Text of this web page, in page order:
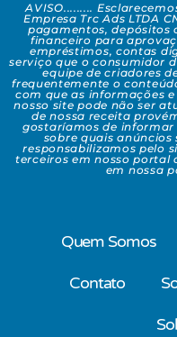
AVISO.........
Empresa Trc Ads LTDA
pagamentos,
financeiro para
empréstimos, contas
serviço que o consumidor
equipe de criadores
frequentemente o
com que as informações
nosso site pode não ser
de nossa receita
gostaríamos de
sobre quais
responsabilizamos pelo
terceiros em nosso portal
em nossa
Quem Somos
Contato